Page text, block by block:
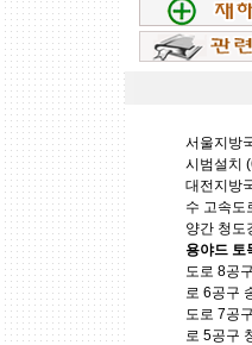
서울지방
시범설치
대전지방
수 고속도
양간 청도
용야드 토
도로 8공
로 6공구
도로 7공
로 5공구